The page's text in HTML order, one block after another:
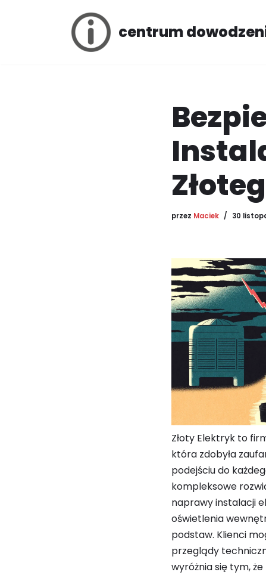
centrum
przez Maciek 30
Złoty Elektryk to
która zdobyła
podejściu do
kompleksowe
naprawy instalacji
oświetlenia
podstaw. Klienci
przeglądy
wyróżnia się tym,